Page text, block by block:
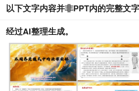
以下文字内容并非PPT内的完整文
经过AI整理生成。